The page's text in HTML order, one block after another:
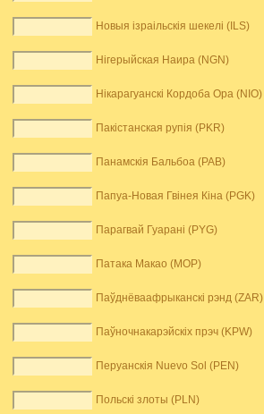
Новыя ізраільскія шекелі (ILS)
Нігерыйская Наира (NGN)
Нікарагуанскі Кордоба Ора (NIO)
Пакістанская рупія (PKR)
Панамскія Бальбоа (PAB)
Папуа-Новая Гвінея Кіна (PGK)
Парагвай Гуарані (PYG)
Патака Макао (MOP)
Паўднёваафрыканскі рэнд (ZAR)
Паўночнакарэйскіх прэч (KPW)
Перуанскія Nuevo Sol (PEN)
Польскі злоты (PLN)